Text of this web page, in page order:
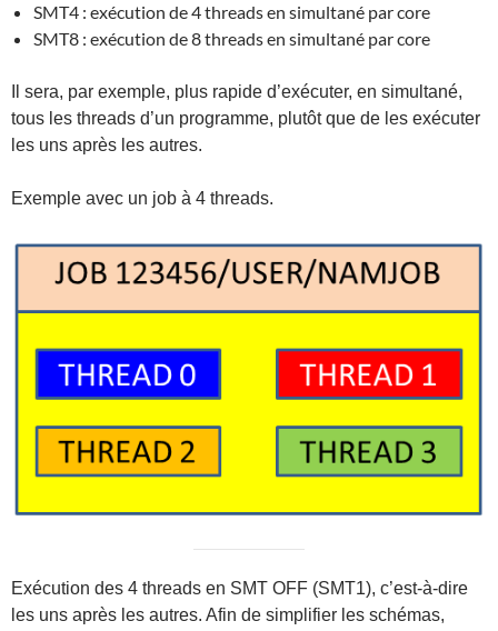
SMT4 : exécution de 4 threads en simultané par core
SMT8 : exécution de 8 threads en simultané par core
Il sera, par exemple, plus rapide d’exécuter, en simultané,
tous les threads d’un programme, plutôt que de les exécuter
les uns après les autres.
Exemple avec un job à 4 threads.
Exécution des 4 threads en SMT OFF (SMT1), c’est-à-dire
les uns après les autres. Afin de simplifier les schémas,